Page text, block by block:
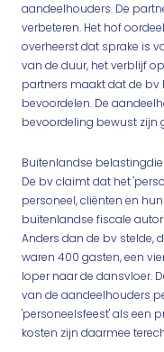
aandeelhouders. De
verbeteren. Het hof
overheerst dat sprake is
van de duur, het verblijf
partners maakt dat de bv
bevoordelen. De
bevoordeling bewust zijn
Buitenlandse
De bv claimt dat het
personeel, cliënten en
buitenlandse fiscale
Anders dan de bv stelde,
waren 400 gasten, een
loper naar de dansvloer.
van de aandeelhouders
'personeelsfeest' als een
kosten zijn daarmee